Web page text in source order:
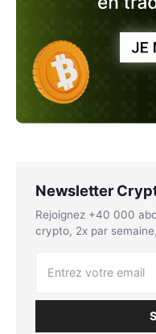
Newsletter
Rejoignez +40 000
crypto, 2x par